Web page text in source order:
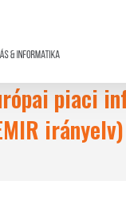
piaci
irányelv)